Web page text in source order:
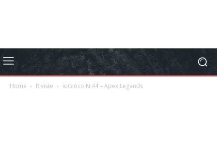
Home Riviste ioGioco N.44 – Apex Legends